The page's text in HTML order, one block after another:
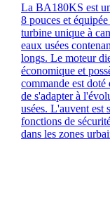
La BA180KS est
8 pouces et
turbine unique à
eaux usées
longs. Le moteur
économique et
commande est
de s'adapter à
usées. L'auvent est
fonctions de
dans les zones